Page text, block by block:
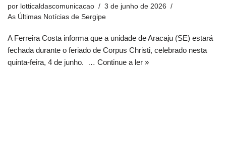
por lotticaldascomunicacao
3 de junho de 2026
As Últimas Notícias de Sergipe
A Ferreira Costa informa que a unidade de Aracaju (SE) estará
fechada durante o feriado de Corpus Christi, celebrado nesta
quinta-feira, 4 de junho. … Continue a ler »